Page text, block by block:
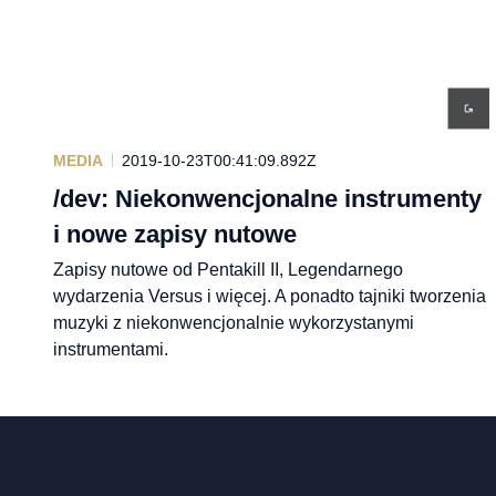
MEDIA 2019-10-23T00:41:09.892Z
/dev: Niekonwencjonalne instrumenty
i nowe zapisy nutowe
Zapisy nutowe od Pentakill II, Legendarnego
wydarzenia Versus i więcej. A ponadto tajniki tworzenia
muzyki z niekonwencjonalnie wykorzystanymi
instrumentami.